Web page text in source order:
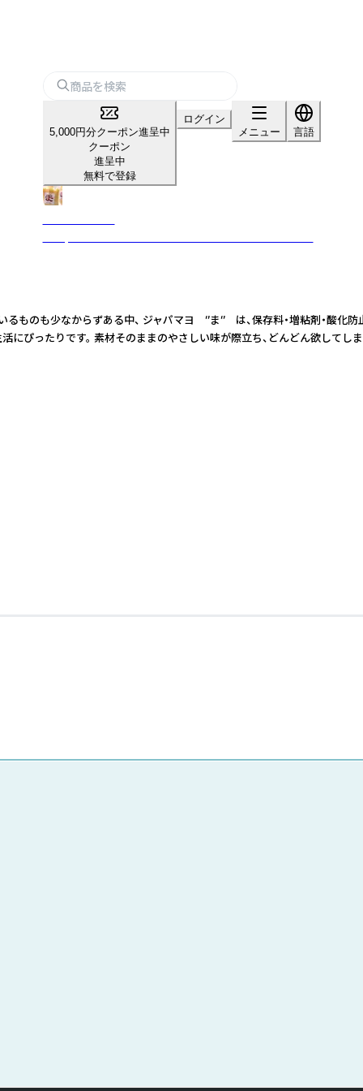
5,000円分クーポン進呈中
クーポン
進呈中
無料で登録
ログイン
メニュー
言語
なからずある中、 ジャパマヨ ‘’ま‘’ は、保存料・増粘剤・酸
ったりです。 素材そのままのやさしい味が際立ち、どんどん欲し